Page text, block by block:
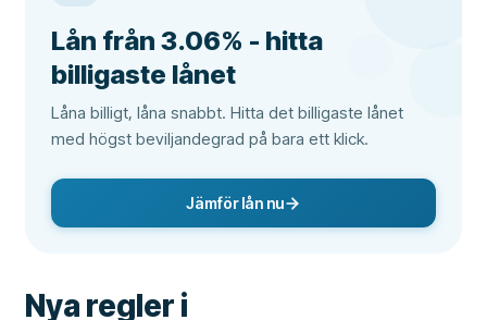
Lån från 3.06% - hitta
billigaste lånet
Låna billigt, låna snabbt. Hitta det billigaste lånet
med högst beviljandegrad på bara ett klick.
Jämför lån nu
Nya regler i